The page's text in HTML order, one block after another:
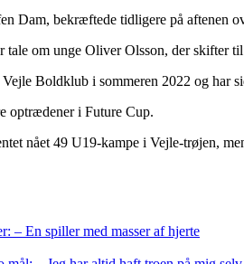
Dam, bekræftede tidligere på aftenen
tale om unge Oliver Olsson, der skifter
Boldklub i sommeren 2022 og har
optrædener i Future Cup.
nået 49 U19-kampe i Vejle-trøjen,
– En spiller med masser af hjerte